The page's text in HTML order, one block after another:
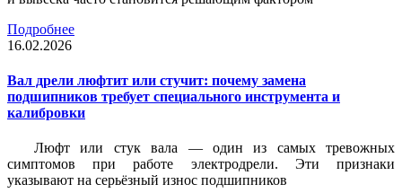
Подробнее
16.02.2026
Вал дрели люфтит или стучит: почему замена
подшипников требует специального инструмента и
калибровки
Люфт или стук вала — один из самых тревожных
симптомов при работе электродрели. Эти признаки
указывают на серьёзный износ подшипников